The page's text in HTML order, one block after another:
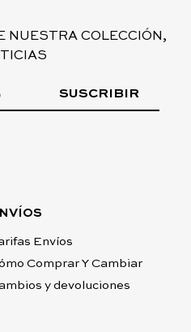
NUESTRA COLECCIÓN,
SUSCRIBIR
Envíos
Comprar Y Cambiar
y devoluciones